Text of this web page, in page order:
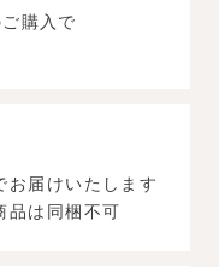
購入で
お届けいたします
品は同梱不可